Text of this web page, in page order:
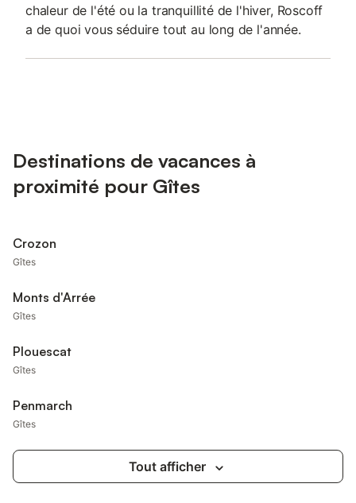
chaleur de l'été ou la tranquillité de l'hiver, Roscoff
a de quoi vous séduire tout au long de l'année.
Destinations de vacances à
proximité pour Gîtes
Crozon
Gîtes
Monts d'Arrée
Gîtes
Plouescat
Gîtes
Penmarch
Gîtes
Tout afficher